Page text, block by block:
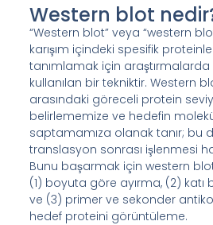
Western blot
“Western blot” veya “western
karışım içindeki spesifik
tanımlamak için araştırmalarda
kullanılan bir tekniktir. Western
arasındaki göreceli protein
belirlememize ve hedefin
saptamamıza olanak tanır; bu
translasyon sonrası işlenmesi
Bunu başarmak için western
(1) boyuta göre ayırma, (2)
ve (3) primer ve sekonder
hedef proteini görüntüleme.